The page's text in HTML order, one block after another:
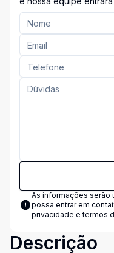
As informações serão
possa entrar em
privacidade e termos
Descrição